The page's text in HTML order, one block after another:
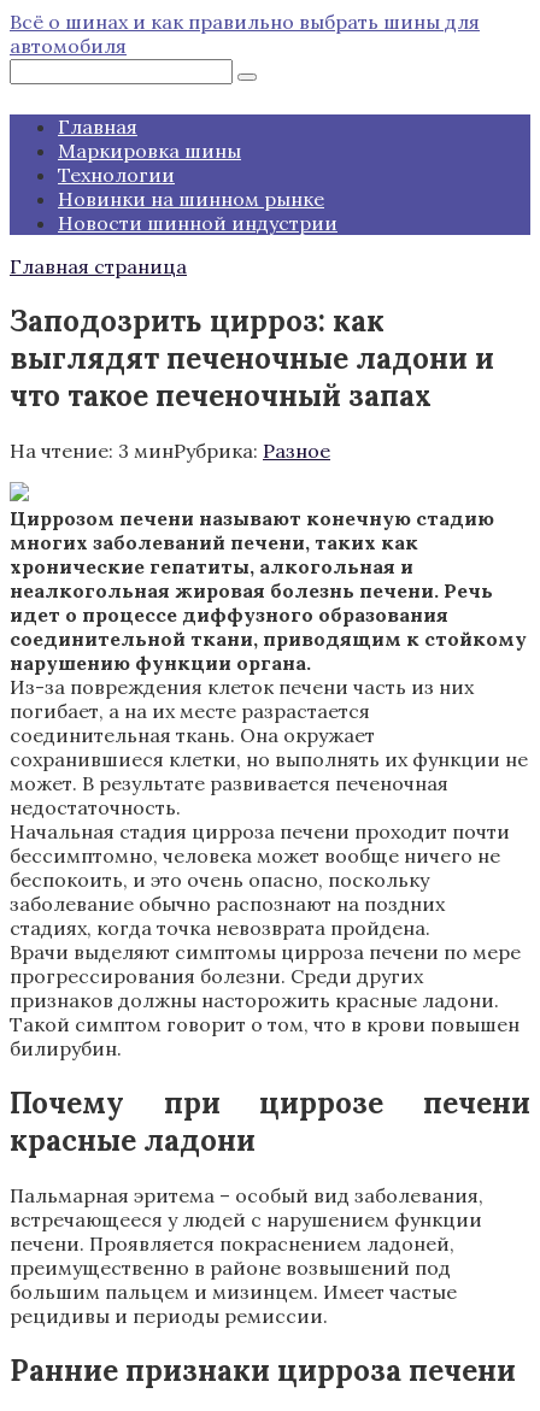
Перейти
к
Всё о шинах и как правильно выбрать шины для
автомобиля
Главная
Маркировка шины
Технологии
Новинки на шинном рынке
Новости шинной индустрии
Главная страница
Заподозрить цирроз: как
выглядят печеночные ладони и
что такое печеночный запах
На чтение: 3 минРубрика: Разное
Циррозом печени называют конечную стадию
многих заболеваний печени, таких как
хронические гепатиты, алкогольная и
неалкогольная жировая болезнь печени. Речь
идет о процессе диффузного образования
соединительной ткани, приводящим к стойкому
нарушению функции органа.
Из-за повреждения клеток печени часть из них
погибает, а на их месте разрастается
соединительная ткань. Она окружает
сохранившиеся клетки, но выполнять их функции не
может. В результате развивается печеночная
недостаточность.
Начальная стадия цирроза печени проходит почти
бессимптомно, человека может вообще ничего не
беспокоить, и это очень опасно, поскольку
заболевание обычно распознают на поздних
стадиях, когда точка невозврата пройдена.
Врачи выделяют симптомы цирроза печени по мере
прогрессирования болезни. Среди других
признаков должны насторожить красные ладони.
Такой симптом говорит о том, что в крови повышен
билирубин.
Почему при циррозе печени
красные ладони
Пальмарная эритема – особый вид заболевания,
встречающееся у людей с нарушением функции
печени. Проявляется покраснением ладоней,
преимущественно в районе возвышений под
большим пальцем и мизинцем. Имеет частые
рецидивы и периоды ремиссии.
Ранние признаки цирроза печени